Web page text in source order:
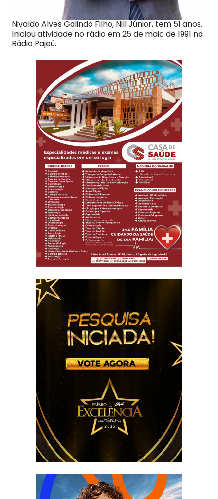
Nivaldo Alves Galindo Filho, Nill Júnior, tem 51 anos.
Iniciou atividade no rádio em 25 de maio de 1991 na
Rádio Pajeú.